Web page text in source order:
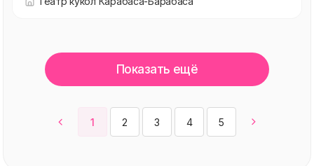
1 2 3 4 5
Показать ещё